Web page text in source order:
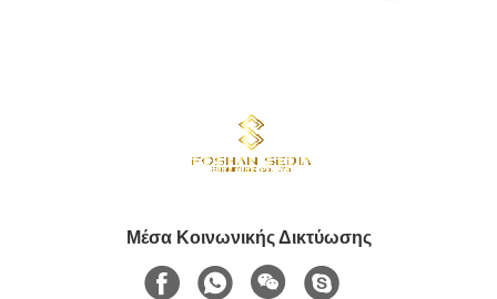
Μέσα Κοινωνικής Δικτύωσης